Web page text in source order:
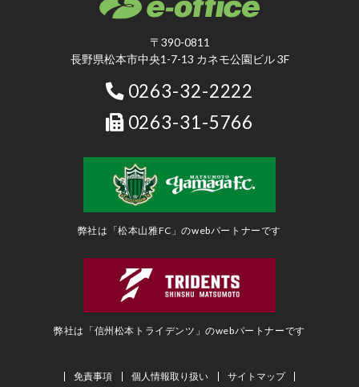
〒390-0811
長野県松本市中央1-7-13 カネモ公園ビル 3F
0263-32-2222
0263-31-5766
弊社は「松本山雅FC」のwebパートナーです
弊社は「信州松本トライデンツ」のwebパートナーです
免責事項 個人情報取り扱い サイトマップ